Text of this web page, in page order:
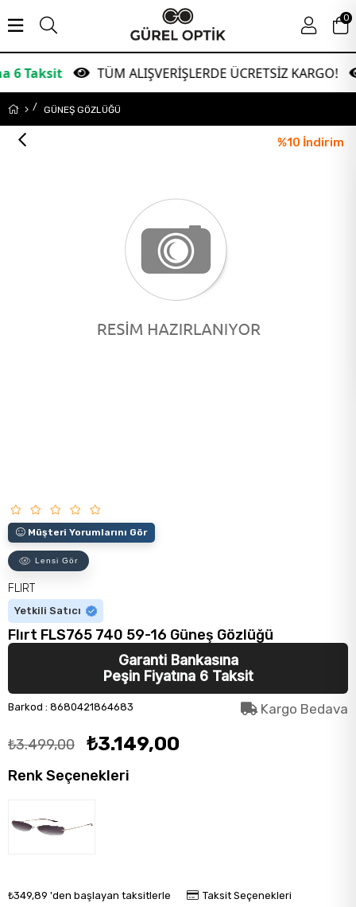
TÜM ALIŞVERİŞLERDE ÜCRETSİZ KARGO!
0
GÜNEŞ GÖZLÜĞÜ
%10 İndirim
Müşteri Yorumlarını Gör
Lensi Gör
FLIRT
Yetkili Satıcı
Flırt FLS765 740 59-16 Güneş Gözlüğü
Garanti Bankasına
Peşin Fiyatına 6 Taksit
Barkod : 8680421864683 Kargo Bedava
₺3.499,00 ₺3.149,00
Renk Seçenekleri
₺349,89 'den başlayan taksitlerle Taksit Seçenekleri